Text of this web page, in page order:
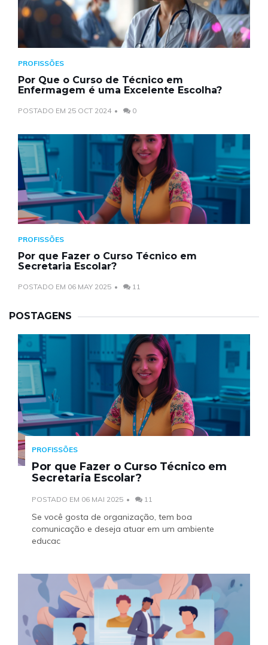
PROFISSÕES
Por Que o Curso de Técnico em
Enfermagem é uma Excelente Escolha?
POSTADO EM 25 OCT 2024 0
PROFISSÕES
Por que Fazer o Curso Técnico em
Secretaria Escolar?
POSTADO EM 06 MAY 2025 11
POSTAGENS
PROFISSÕES
Por que Fazer o Curso Técnico em
Secretaria Escolar?
POSTADO EM 06 MAI 2025 11
Se você gosta de organização, tem boa
comunicação e deseja atuar em um ambiente
educac